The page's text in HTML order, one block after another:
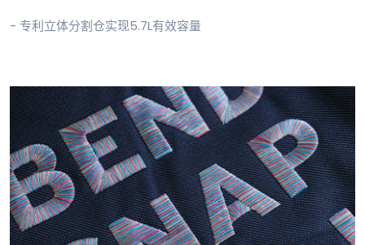
- 专利立体分割仓实现5.7L有效容量